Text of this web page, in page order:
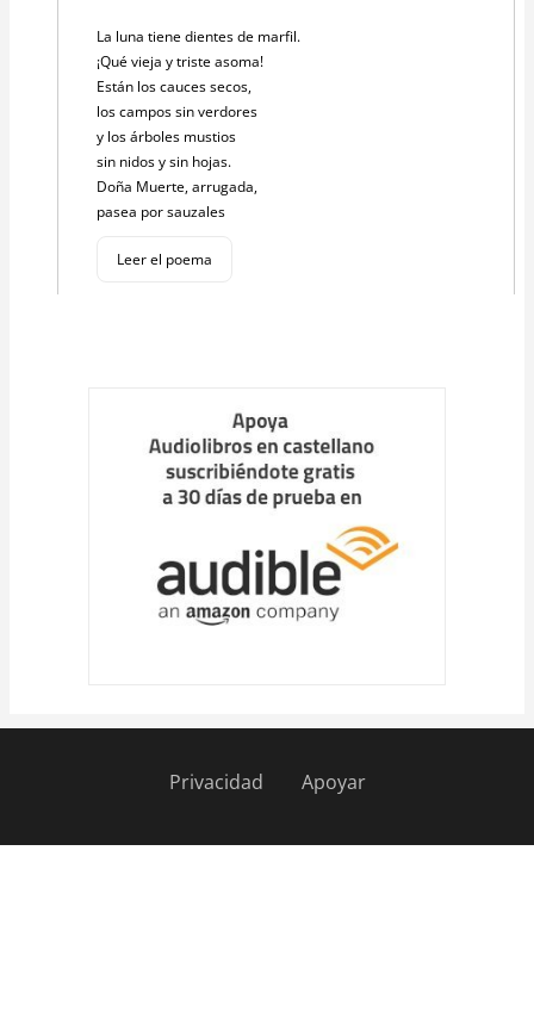
La luna tiene dientes de marfil.
¡Qué vieja y triste asoma!
Están los cauces secos,
los campos sin verdores
y los árboles mustios
sin nidos y sin hojas.
Doña Muerte, arrugada,
pasea por sauzales
Leer el poema
Privacidad Apoyar